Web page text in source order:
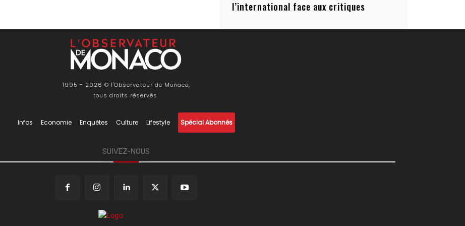
l’international face aux critiques
1995 - 2026 © l'Observateur de Monaco,
tous droits réservés.
Infos Economie Enquêtes Culture Lifestyle Spécial Abonnés
SUIVEZ-NOUS